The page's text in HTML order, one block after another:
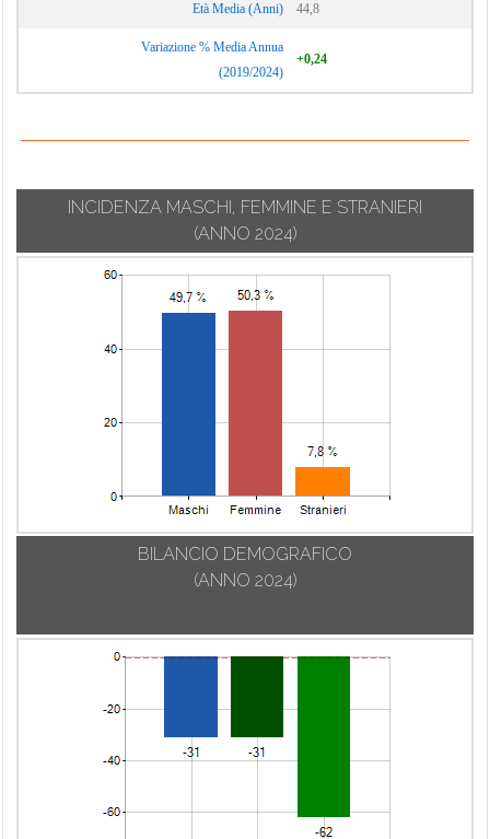
Età Media (Anni) 44,8
Variazione % Media Annua
(2019/2024)
+0,24
INCIDENZA MASCHI, FEMMINE E STRANIERI
(ANNO 2024)
BILANCIO DEMOGRAFICO
(ANNO 2024)